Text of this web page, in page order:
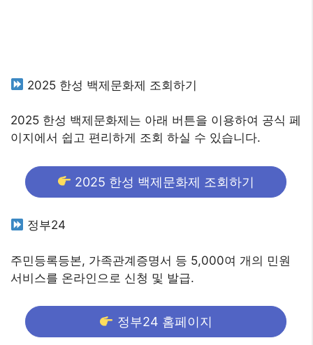
2025 한성 백제문화제 조회하기
2025 한성 백제문화제는 아래 버튼을 이용하여 공식 페
이지에서 쉽고 편리하게 조회 하실 수 있습니다.
2025 한성 백제문화제 조회하기
정부24
주민등록등본, 가족관계증명서 등 5,000여 개의 민원
서비스를 온라인으로 신청 및 발급.
정부24 홈페이지